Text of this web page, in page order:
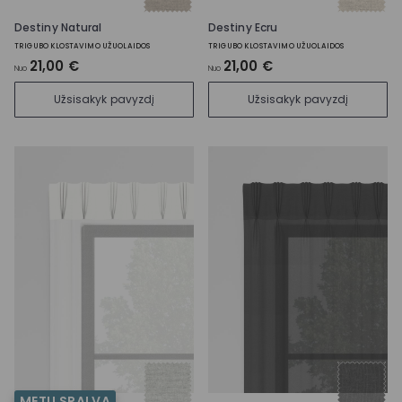
Destiny Natural
TRIGUBO KLOSTAVIMO UŽUOLAIDOS
Nuo 21,00 €
Užsisakyk pavyzdį
Destiny Ecru
TRIGUBO KLOSTAVIMO UŽUOLAIDOS
Nuo 21,00 €
Užsisakyk pavyzdį